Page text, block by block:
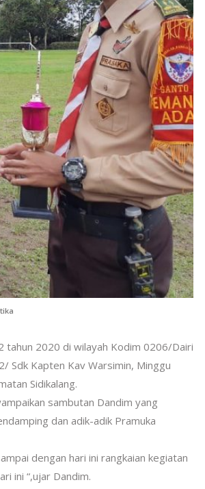
tahun 2020 di wilayah Kodim 0206/Dairi
Sdk Kapten Kav Warsimin, Minggu
Sidikalang.
sambutan Dandim yang
dan adik-adik Pramuka
dengan hari ini rangkaian kegiatan
ini “,ujar Dandim.